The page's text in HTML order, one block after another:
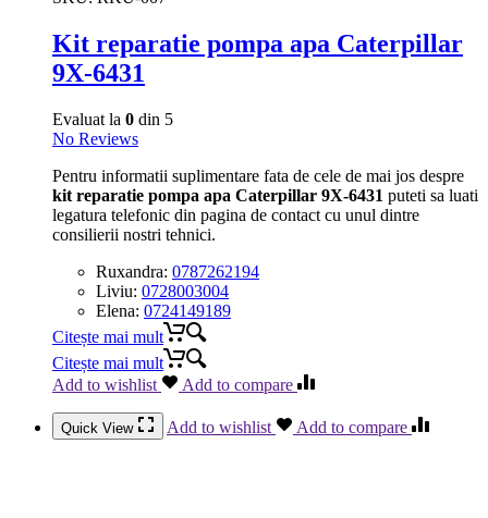
Kit reparatie pompa apa Caterpillar
9X-6431
Evaluat la 0 din 5
No Reviews
Pentru informatii suplimentare fata de cele de mai jos despre
kit reparatie pompa apa Caterpillar 9X-6431 puteti sa luati
legatura telefonic din pagina de contact cu unul dintre
consilierii nostri tehnici.
Ruxandra: 0787262194
Liviu: 0728003004
Elena: 0724149189
Citește mai mult
Citește mai mult
Add to wishlist
Add to compare
Quick View Add to wishlist Add to compare